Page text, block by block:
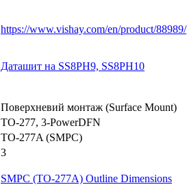
https://www.vishay.com/en/product/88989/
Даташит на SS8PH9, SS8PH10
Поверхневий монтаж (Surface Mount)
TO-277, 3-PowerDFN
TO-277A (SMPC)
3
SMPC (TO-277A) Outline Dimensions